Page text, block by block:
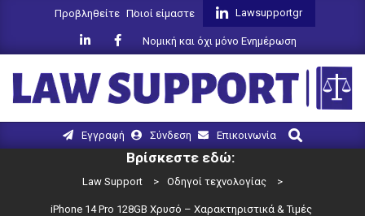
Προβληθείτε Ποιοί είμαστε Lawsupportgr
Νομική και όχι μόνο Ενημέρωση
LAW
SUPPORT
Navigation
Εγγραφή Σύνδεση Επικοινωνία
Search
Βρίσκεστε εδώ:
Law Support > Οδηγοί τεχνολογίας >
iPhone 14 Pro 128GB Χρυσό – Χαρακτηριστικά & Τιμές